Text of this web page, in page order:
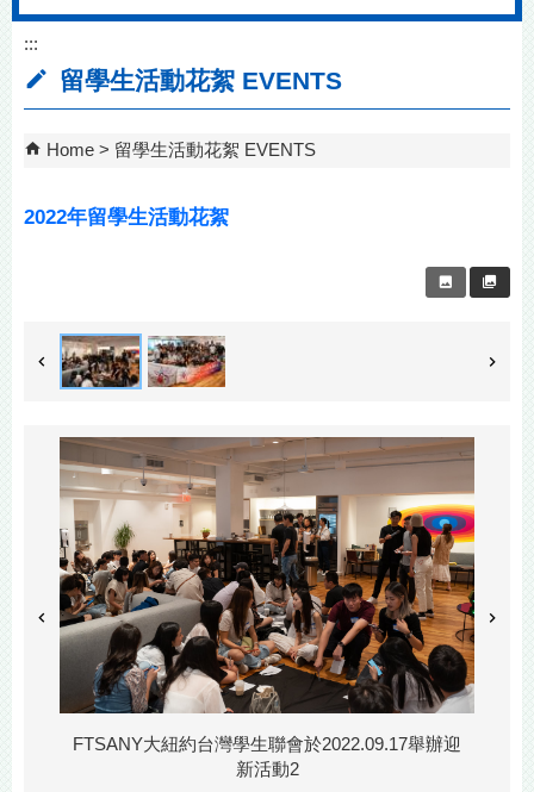
:::
留學生活動花絮 EVENTS
Home 留學生活動花絮 EVENTS
2022年留學生活動花絮
FTSANY大紐約台灣學生聯會於2022.09.17舉辦迎
新活動2